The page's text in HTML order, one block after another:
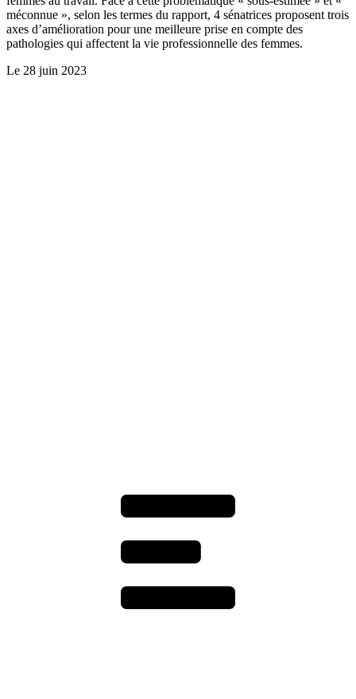
méconnue », selon les termes du rapport, 4 sénatrices proposent trois
axes d’amélioration pour une meilleure prise en compte des
pathologies qui affectent la vie professionnelle des femmes.
Le 28 juin 2023